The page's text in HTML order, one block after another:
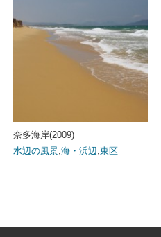
奈多海岸(2009)
水辺の風景,海・浜辺,東区